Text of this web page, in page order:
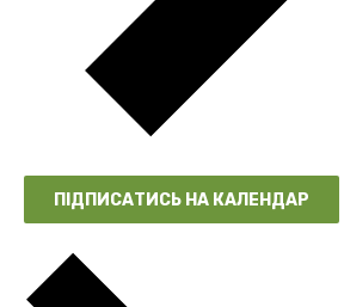
ПІДПИСАТИСЬ НА КАЛЕНДАР